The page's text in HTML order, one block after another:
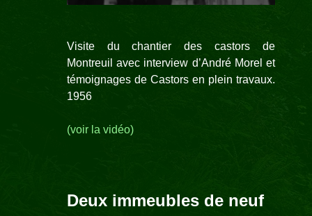
Visite du chantier des castors de
Montreuil avec interview d’André Morel et
témoignages de Castors en plein travaux.
1956
(voir la vidéo)
Deux immeubles de neuf